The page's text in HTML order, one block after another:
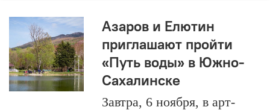
Азаров и Елютин
приглашают пройти
«Путь воды» в Южно-
Сахалинске
Завтра, 6 ноября, в арт-